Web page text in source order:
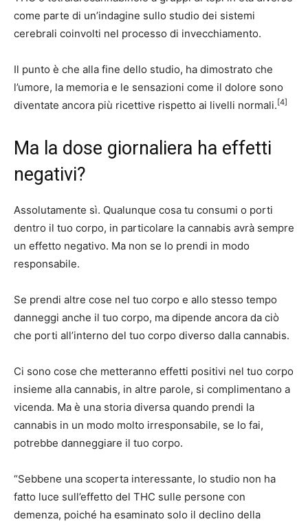
come parte di un’indagine sullo studio dei sistemi
cerebrali coinvolti nel processo di invecchiamento.
Il punto è che alla fine dello studio, ha dimostrato che
l’umore, la memoria e le sensazioni come il dolore sono
diventate ancora più ricettive rispetto ai livelli normali. [4]
Ma la dose giornaliera ha effetti
negativi?
Assolutamente sì. Qualunque cosa tu consumi o porti
dentro il tuo corpo, in particolare la cannabis avrà sempre
un effetto negativo. Ma non se lo prendi in modo
responsabile.
Se prendi altre cose nel tuo corpo e allo stesso tempo
danneggi anche il tuo corpo, ma dipende ancora da ciò
che porti all’interno del tuo corpo diverso dalla cannabis.
Ci sono cose che metteranno effetti positivi nel tuo corpo
insieme alla cannabis, in altre parole, si complimentano a
vicenda. Ma è una storia diversa quando prendi la
cannabis in un modo molto irresponsabile, se lo fai,
potrebbe danneggiare il tuo corpo.
“Sebbene una scoperta interessante, lo studio non ha
fatto luce sull’effetto del THC sulle persone con
demenza, poiché ha esaminato solo il declino della